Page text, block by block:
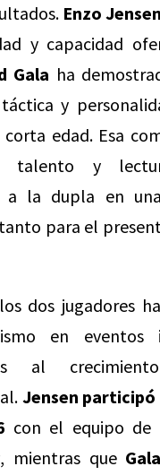
Enzo Jensen
y capacidad
Gala ha
y
corta edad. Esa
talento y
a la dupla en
para el
dos jugadores
en eventos
al
Jensen participó
con el equipo de
, mientras que